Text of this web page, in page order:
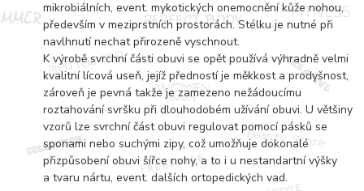
mikrobiálních, event. mykotických onemocnění kůže nohou,
především v meziprstních prostorách. Stélku je nutné při
navlhnutí nechat přirozeně vyschnout.
K výrobě svrchní části obuvi se opět používá výhradně velmi
kvalitní lícová useň, jejíž předností je měkkost a prodyšnost,
zároveň je pevná takže je zamezeno nežádoucímu
roztahování svršku při dlouhodobém užívání obuvi. U většiny
vzorů lze svrchní část obuvi regulovat pomocí pásků se
sponami nebo suchými zipy, což umožňuje dokonalé
přizpůsobení obuvi šířce nohy, a to i u nestandartní výšky
a tvaru nártu, event. dalších ortopedických vad.